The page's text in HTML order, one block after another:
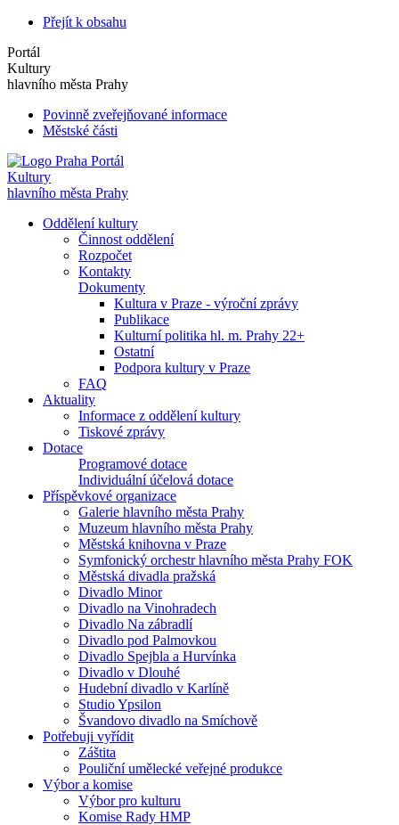
Přejít k obsahu
Portál
Kultury
hlavního města Prahy
Povinně zveřejňované informace
Městské části
Portál
Kultury
hlavního města Prahy
Oddělení kultury
Činnost oddělení
Rozpočet
Kontakty
Dokumenty
Kultura v Praze - výroční zprávy
Publikace
Kulturní politika hl. m. Prahy 22+
Ostatní
Podpora kultury v Praze
FAQ
Aktuality
Informace z oddělení kultury
Tiskové zprávy
Dotace
Programové dotace
Individuální účelová dotace
Příspěvkové organizace
Galerie hlavního města Prahy
Muzeum hlavního města Prahy
Městská knihovna v Praze
Symfonický orchestr hlavního města Prahy FOK
Městská divadla pražská
Divadlo Minor
Divadlo na Vinohradech
Divadlo Na zábradlí
Divadlo pod Palmovkou
Divadlo Spejbla a Hurvínka
Divadlo v Dlouhé
Hudební divadlo v Karlíně
Studio Ypsilon
Švandovo divadlo na Smíchově
Potřebuji vyřídit
Záštita
Pouliční umělecké veřejné produkce
Výbor a komise
Výbor pro kulturu
Komise Rady HMP